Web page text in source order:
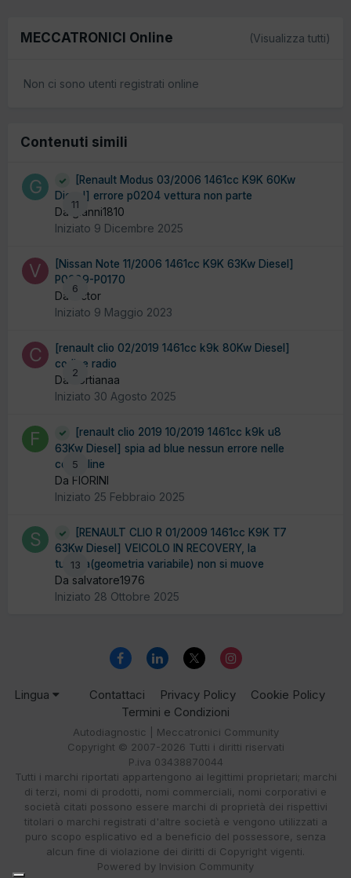
MECCATRONICI Online (Visualizza tutti)
Non ci sono utenti registrati online
Contenuti simili
11
[Renault Modus 03/2006 1461cc K9K 60Kw
Diesel] errore p0204 vettura non parte
Da gianni1810
Iniziato 9 Dicembre 2025
6
[Nissan Note 11/2006 1461cc K9K 63Kw Diesel]
P0089-P0170
Da victor
Iniziato 9 Maggio 2023
2
[renault clio 02/2019 1461cc k9k 80Kw Diesel]
codice radio
Da cortianaa
Iniziato 30 Agosto 2025
5
[renault clio 2019 10/2019 1461cc k9k u8
63Kw Diesel] spia ad blue nessun errore nelle
centraline
Da FIORINI
Iniziato 25 Febbraio 2025
13
[RENAULT CLIO R 01/2009 1461cc K9K T7
63Kw Diesel] VEICOLO IN RECOVERY, la
turbina(geometria variabile) non si muove
Da salvatore1976
Iniziato 28 Ottobre 2025
Lingua Contattaci Privacy Policy
Cookie Policy
Termini e Condizioni
Autodiagnostic | Meccatronici Community
Copyright © 2007-2026 Tutti i diritti riservati
P.iva 03438870044
Tutti i marchi riportati appartengono ai legittimi proprietari; marchi
di terzi, nomi di prodotti, nomi commerciali, nomi corporativi e
società citati possono essere marchi di proprietà dei rispettivi
titolari o marchi registrati d'altre società e vengono utilizzati a
puro scopo esplicativo ed a beneficio del possessore, senza
alcun fine di violazione dei diritti di Copyright vigenti.
Powered by Invision Community